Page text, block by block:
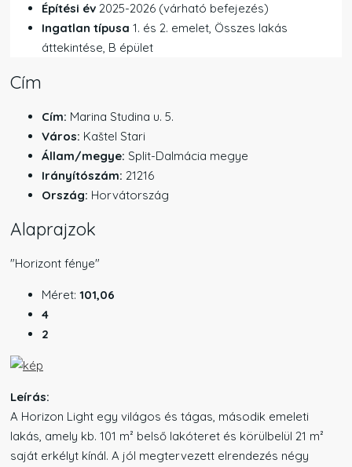
Építési év 2025-2026 (várható befejezés)
Ingatlan típusa 1. és 2. emelet, Összes lakás
áttekintése, B épület
Cím
Cím: Marina Studina u. 5.
Város: Kaštel Stari
Állam/megye: Split-Dalmácia megye
Irányítószám: 21216
Ország: Horvátország
Alaprajzok
"Horizont fénye"
Méret: 101,06
4
2
Leírás:
A Horizon Light egy világos és tágas, második emeleti
lakás, amely kb. 101 m² belső lakóteret és körülbelül 21 m²
saját erkélyt kínál. A jól megtervezett elrendezés négy